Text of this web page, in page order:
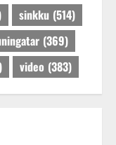
sinkku (514)
(369)
video (383)